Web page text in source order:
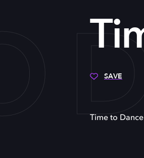
SAVE
Time to Dance